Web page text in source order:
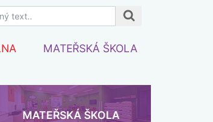
MATEŘSKÁ ŠKOLA
MATEŘSKÁ ŠKOLA